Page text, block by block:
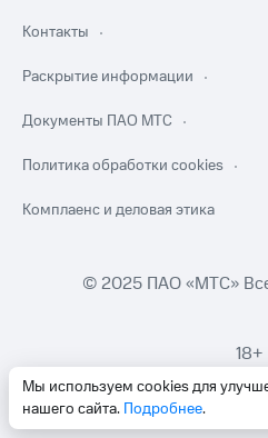
Мы используем cookies для
нашего сайта. Подробнее.
Контакты
Раскрытие информации
Документы ПАО МТС
Политика обработки cookies
Комплаенс и деловая этика
© 2025 ПАО «МТС»
18+